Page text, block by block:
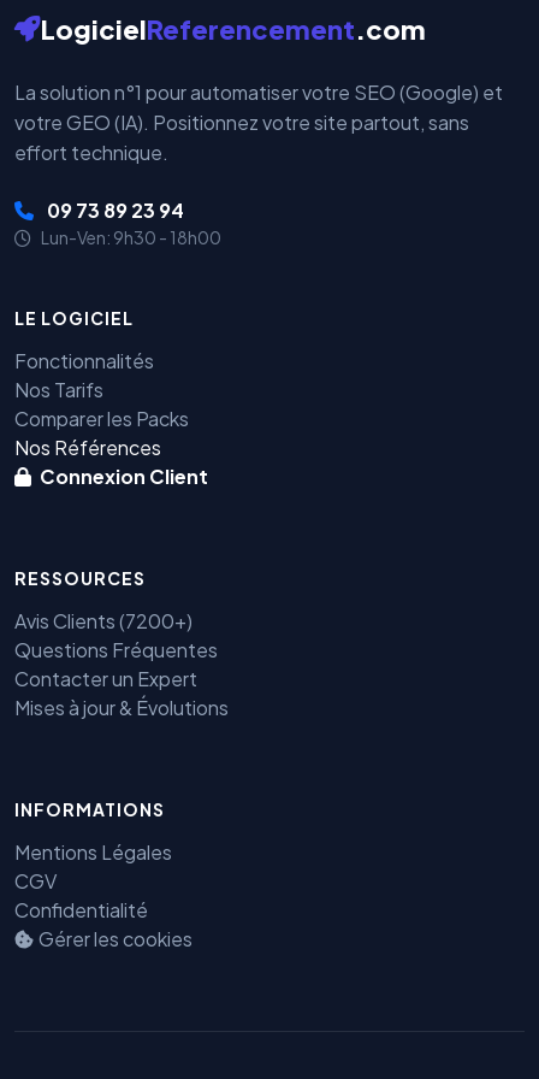
LogicielReferencement.com
La solution n°1 pour automatiser votre SEO (Google) et
votre GEO (IA). Positionnez votre site partout, sans
effort technique.
09 73 89 23 94
Lun-Ven: 9h30 - 18h00
LE LOGICIEL
Fonctionnalités
Nos Tarifs
Comparer les Packs
Nos Références
Connexion Client
RESSOURCES
Avis Clients (7200+)
Questions Fréquentes
Contacter un Expert
Mises à jour & Évolutions
INFORMATIONS
Mentions Légales
CGV
Confidentialité
Gérer les cookies